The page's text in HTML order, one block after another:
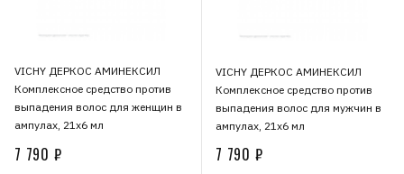
VICHY ДЕРКОС АМИНЕКСИЛ
Комплексное средство против
выпадения волос для женщин в
ампулах, 21х6 мл
7 790 ₽
VICHY ДЕРКОС АМИНЕКСИЛ
Комплексное средство против
выпадения волос для мужчин в
ампулах, 21х6 мл
7 790 ₽